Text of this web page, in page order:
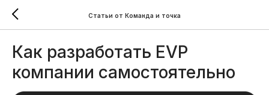
Статьи от Команда и точка
Как разработать EVP
компании самостоятельно